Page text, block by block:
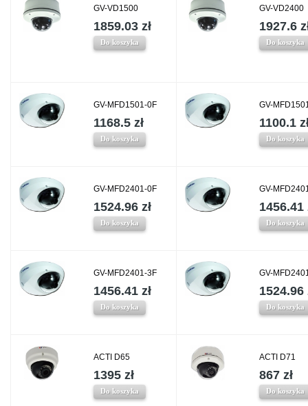
GV-VD1500
1859.03 zł
Do koszyka
GV-VD2400
1927.6
Do koszyka
GV-MFD1501-0F
1168.5 zł
Do koszyka
GV-
1100.1
Do koszyka
GV-MFD2401-0F
1524.96 zł
Do koszyka
GV-
1456.41
Do koszyka
GV-MFD2401-3F
1456.41 zł
Do koszyka
GV-
1524.96
Do koszyka
ACTI D65
1395 zł
Do koszyka
ACTI D71
867 zł
Do koszyka